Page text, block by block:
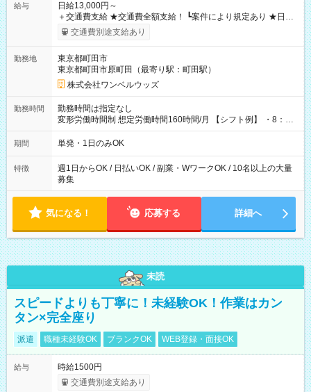
給与
日給13,000円～
＋交通費支給 ★交通費全額支給！ ┗案件により規定あり ★日払
いOK！（規定あり） ┗働いたその日に現金GET♪ お仕事後はコ
ンビニATMから 日払い分を引き落とせます！ 【試用期間】試
交通費別途支給あり
勤務地
東京都町田市
東京都町田市原町田（最寄り駅：町田駅）
株式会社ワンベルウッズ
勤務時間
勤務時間は指定なし
変形労働時間制 想定労働時間160時間/月 【シフト例】 ・8：00
～21：00
期間 単発・1日のみOK
特徴
週1日からOK / 日払いOK / 副業・WワークOK / 10名以上の大量
募集
気になる！ 応募する 詳細へ
未読
スピードよりも丁寧に！未経験OK！作業はカン
タン×完全座り
派遣 職種未経験OK ブランクOK WEB登録・面接OK
給与
時給1500円
交通費別途支給あり